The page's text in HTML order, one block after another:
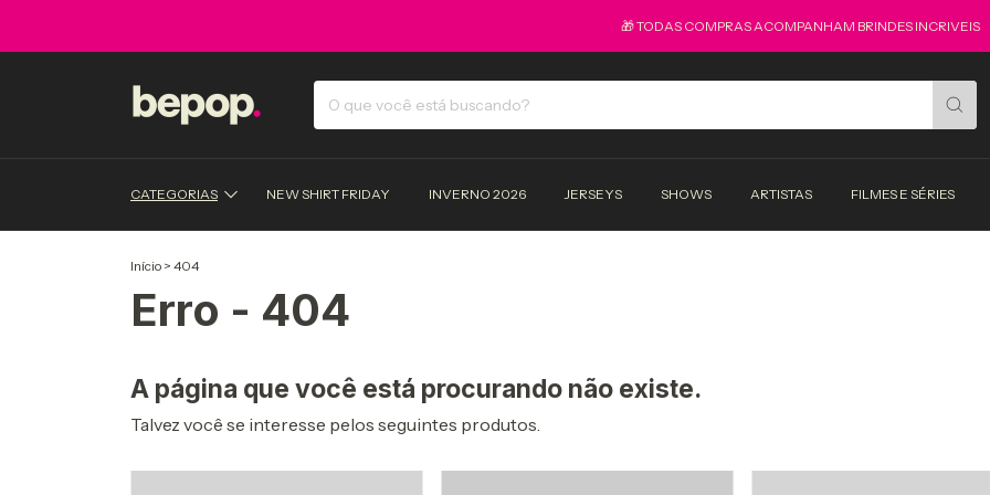
🎁 TODAS COMPRAS ACOMPANHAM BRINDES INCRIVEIS
CATEGORIAS NEW SHIRT FRIDAY INVERNO 2026 JERSEYS SHOWS ARTISTAS FILMES E SÉRIES
Início > 404
Erro - 404
A página que você está procurando não existe.
Talvez você se interesse pelos seguintes produtos.